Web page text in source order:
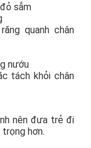
sẫm
quanh chân
nướu
tách khỏi chân
nên đưa trẻ đi
hơn.